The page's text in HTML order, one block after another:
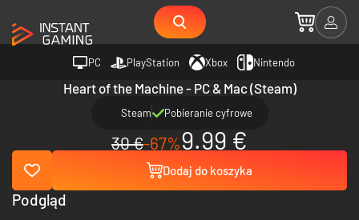
PC PlayStation Xbox Nintendo
Heart of the Machine - PC & Mac (Steam)
Steam Pobieranie cyfrowe
30 €-67%9.99 €
Dodaj do koszyka
Podgląd